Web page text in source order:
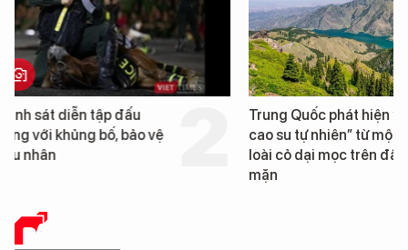
Trung Quốc phát hiện “mỏ
cao su tự nhiên” từ một
loài cỏ dại mọc trên đất
Loạt dự án bất động
Đà Nẵng sắp bị kiểm
BÁO CHÍ SỐ